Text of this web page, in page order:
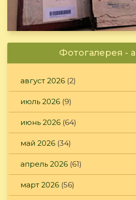
Фотогалерея -
август 2026 (2)
июль 2026 (9)
июнь 2026 (64)
май 2026 (34)
апрель 2026 (61)
март 2026 (56)